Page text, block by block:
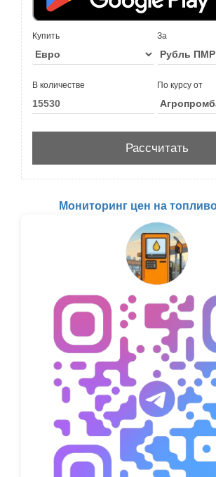
Купить За
В количестве По курсу от
Мониторинг цен на